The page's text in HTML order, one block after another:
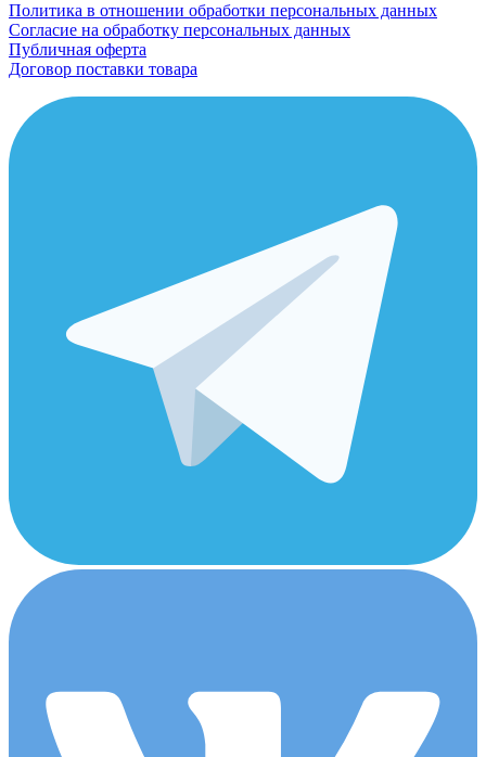
Политика в отношении обработки персональных данных
Согласие на обработку персональных данных
Публичная оферта
Договор поставки товара